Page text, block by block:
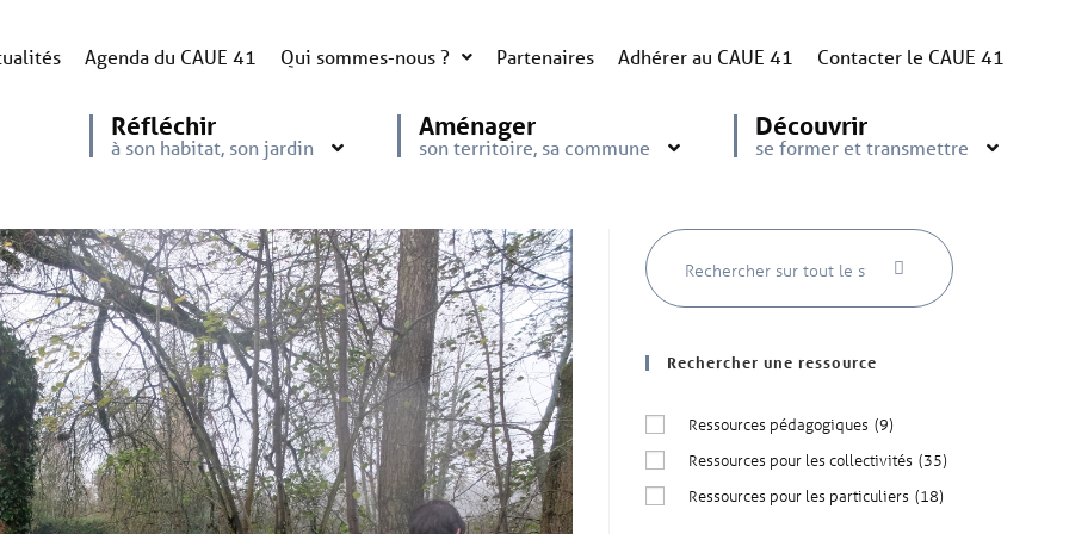
Agenda du CAUE 41 Qui sommes-nous ? Partenaires Adhérer au CAUE 41 Contacter le CAUE 41
Réfléchir
à son habitat, son jardin
Aménager
son territoire, sa commune
Découvrir
se former et transmettre
Rechercher une ressource
Ressources pédagogiques (9)
Ressources pour les collectivités (35)
Ressources pour les particuliers (18)